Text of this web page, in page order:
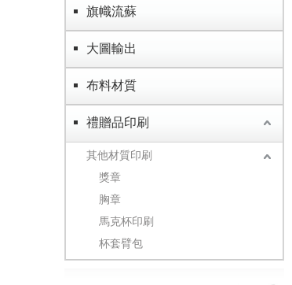
旗幟流蘇
大圖輸出
布料材質
禮贈品印刷
其他材質印刷
獎章
胸章
馬克杯印刷
杯套臂包